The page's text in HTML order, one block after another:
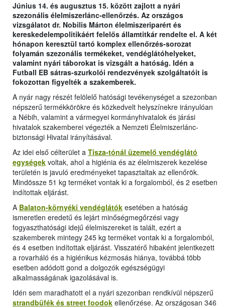
Június 14. és augusztus 15. között zajlott a nyári
szezonális élelmiszerlánc-ellenőrzés. Az országos
vizsgálatot dr. Nobilis Márton élelmiszeriparért és
kereskedelempolitikáért felelős államtitkár rendelte el. A két
hónapon keresztül tartó komplex ellenőrzés-sorozat
folyamán szezonális termékeket, vendéglátóhelyeket,
valamint nyári táborokat is vizsgált a hatóság. Idén a
Futball EB sátras-szurkolói rendezvények szolgáltatóit is
fokozottan figyelték a szakemberek.
A nyár nagy részét felölelő hatósági tevékenységet a szezonban
népszerű termékkörökre és közkedvelt helyszínekre irányulóan
a Nébih, valamint a vármegyei kormányhivatalok és járási
hivatalok szakemberei végezték a Nemzeti Élelmiszerlánc-
biztonsági Hivatal irányításával.
Az idei első célterület a Tisza-tónál üzemelő vendéglátó
egységek voltak, ahol a higiénia és az élelmiszerek kezelése
területén is javuló eredményeket tapasztaltak az ellenőrök.
Mindössze 51 kg terméket vontak ki a forgalomból, és 2 esetben
indítottak eljárást.
A Balaton-környéki vendéglátók esetében a hatóság
ismeretlen eredetű és lejárt minőségmegőrzési vagy
fogyaszthatósági idejű élelmiszereket is talált, ezért a
szakemberek mintegy 245 kg terméket vontak ki a forgalomból,
és 4 esetben indítottak eljárást. Visszatérő hibaként jelentkezett
a rovarháló és a higiénikus kézmosás hiánya, továbbá több
esetben adódott gond a dolgozók egészségügyi
alkalmasságának igazolásával is.
Idén sem maradhatott el a nyári szezonban rendkívül népszerű
strandbüfék és street foodok ellenőrzése. Az országosan 346